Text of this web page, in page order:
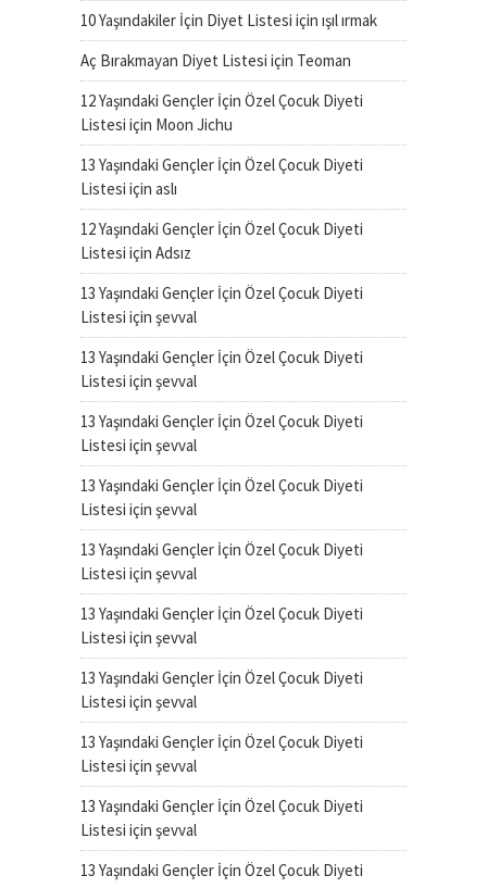
10 Yaşındakiler İçin Diyet Listesi için ışıl ırmak
Aç Bırakmayan Diyet Listesi için Teoman
12 Yaşındaki Gençler İçin Özel Çocuk Diyeti
Listesi için Moon Jichu
13 Yaşındaki Gençler İçin Özel Çocuk Diyeti
Listesi için aslı
12 Yaşındaki Gençler İçin Özel Çocuk Diyeti
Listesi için Adsız
13 Yaşındaki Gençler İçin Özel Çocuk Diyeti
Listesi için şevval
13 Yaşındaki Gençler İçin Özel Çocuk Diyeti
Listesi için şevval
13 Yaşındaki Gençler İçin Özel Çocuk Diyeti
Listesi için şevval
13 Yaşındaki Gençler İçin Özel Çocuk Diyeti
Listesi için şevval
13 Yaşındaki Gençler İçin Özel Çocuk Diyeti
Listesi için şevval
13 Yaşındaki Gençler İçin Özel Çocuk Diyeti
Listesi için şevval
13 Yaşındaki Gençler İçin Özel Çocuk Diyeti
Listesi için şevval
13 Yaşındaki Gençler İçin Özel Çocuk Diyeti
Listesi için şevval
13 Yaşındaki Gençler İçin Özel Çocuk Diyeti
Listesi için şevval
13 Yaşındaki Gençler İçin Özel Çocuk Diyeti